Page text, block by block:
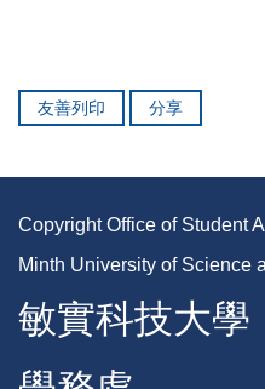
友善列印 分享
Copyright Office of Student
Minth University of Science
敏實科技大學